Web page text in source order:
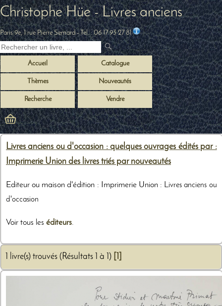
Christophe Hüe - Livres anciens
Paris 9e, 1 rue Pierre Semard- Tel. :06 17 93 27 81
Accueil Catalogue
Thèmes Nouveautés
Recherche Vendre
Livres anciens ou d'occasion : quelques ouvrages édités par :
Imprimerie Union des livres triés par nouveautés
Editeur ou maison d'édition : Imprimerie Union : Livres anciens ou
d'occasion
Voir tous les éditeurs.
1 livre(s) trouvés (Résultats 1 à 1)